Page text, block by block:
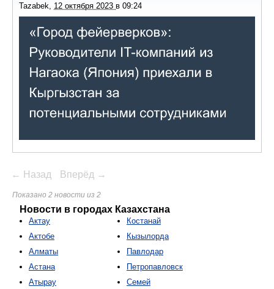
Tazabek 12 октября 2023 в 09:24
← Назад Вперёд →
Показано 2 новости из 2
Новости в городах Казахстана
Актау
Актобе
Алматы
Астана
Атырау
Костанай
Кызылорда
Павлодар
Петропавловск
Семей